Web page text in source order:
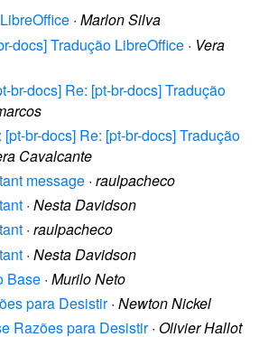
· Marlon Silva
docs] Tradução LibreOffice · Vera
br-docs] Re: [pt-br-docs] Tradução
[pt-br-docs] Re: [pt-br-docs] Tradução
Cavalcante
message · raulpacheco
· Nesta Davidson
· raulpacheco
· Nesta Davidson
Base · Murilo Neto
para Desistir· Newton Nickel
Razões para Desistir· Olivier Hallot